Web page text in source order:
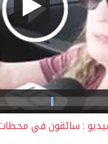
: سائقون في